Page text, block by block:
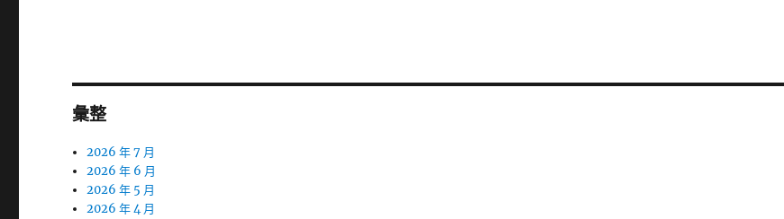
彙整
2026 年 7 月
2026 年 6 月
2026 年 5 月
2026 年 4 月